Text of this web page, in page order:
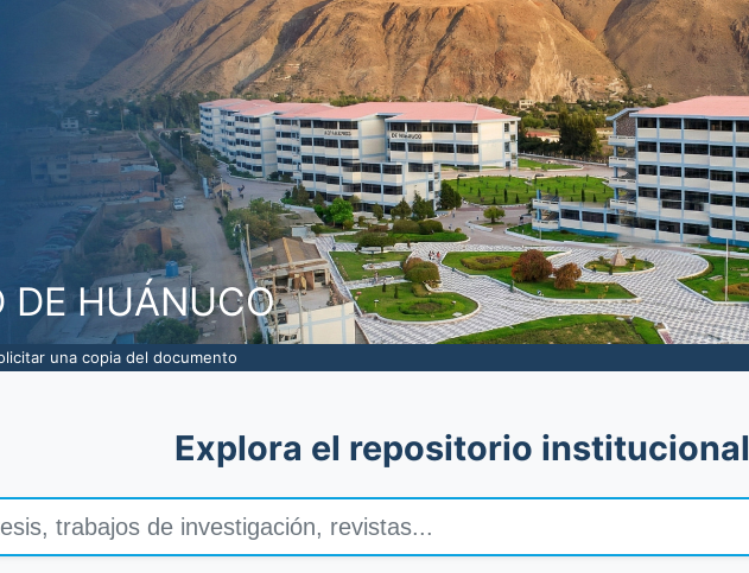
DE HUÁNUCO
del documento
una copia del documento
Explora el repositorio institucional